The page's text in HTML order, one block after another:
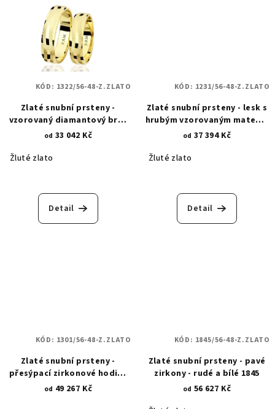
Zlaté snubní prsteny -
vzorovaný diamantový brus
1322
od 33 042 Kč
Žluté zlato
Detail
KÓD: 1322/56-48-Z.ZLATO
Zlaté snubní prsteny - lesk s
hrubým vzorovaným matem -
kruhové vzory 1231
od 37 394 Kč
Žluté zlato
Detail
KÓD: 1231/56-48-Z.ZLATO
Zlaté snubní prsteny -
přesýpací zirkonové hodiny
1301
od 49 267 Kč
KÓD: 1301/56-48-Z.ZLATO
Zlaté snubní prsteny - pavé
zirkony - rudé a bílé 1845
od 56 627 Kč
KÓD: 1845/56-48-Z.ZLATO